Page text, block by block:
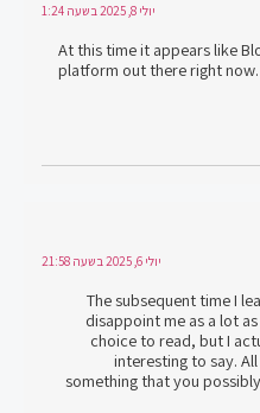
יולי 8, 2025 בשעה 1:24
At this time it appears like
platform out there right
יולי 6, 2025 בשעה 21:58
The subsequent time I
disappoint me as a lot
choice to read, but I
interesting to say.
something that you